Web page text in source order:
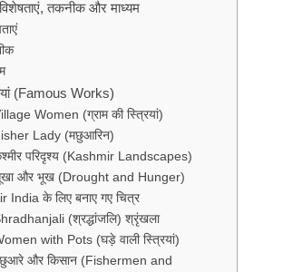
तकनीक और माध्यम
(Famous Works)
Women (ग्राम की स्त्रियां)
Lady (मछुआरिन)
परिदृश्य (Kashmir Landscapes)
और भूख (Drought and Hunger)
India के लिए बनाए गए चित्र
(श्रद्धांजलि) श्रृंखला
with Pots (घड़े वाली स्त्रियां)
और किसान (Fishermen and